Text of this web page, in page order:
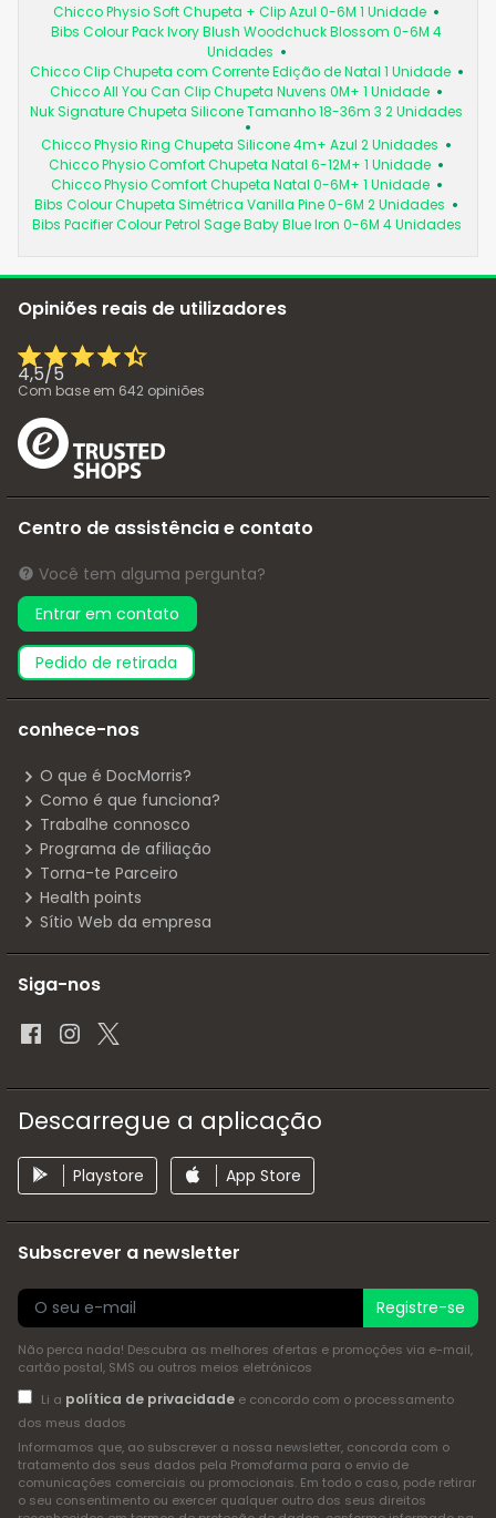
Chicco Physio Soft Chupeta + Clip Azul 0-6M 1 Unidade
Bibs Colour Pack Ivory Blush Woodchuck Blossom 0-6M 4
Unidades
Chicco Clip Chupeta com Corrente Edição de Natal 1 Unidade
Chicco All You Can Clip Chupeta Nuvens 0M+ 1 Unidade
Nuk Signature Chupeta Silicone Tamanho 18-36m 3 2 Unidades
Chicco Physio Ring Chupeta Silicone 4m+ Azul 2 Unidades
Chicco Physio Comfort Chupeta Natal 6-12M+ 1 Unidade
Chicco Physio Comfort Chupeta Natal 0-6M+ 1 Unidade
Bibs Colour Chupeta Simétrica Vanilla Pine 0-6M 2 Unidades
Bibs Pacifier Colour Petrol Sage Baby Blue Iron 0-6M 4 Unidades
Opiniões reais de utilizadores
4,5/5
Com base em 642 opiniões
Centro de assistência e contato
Você tem alguma pergunta?
Entrar em contato
pedido de retirada
conhece-nos
O que é DocMorris?
Como é que funciona?
Trabalhe connosco
Programa de afiliação
Torna-te Parceiro
Health points
Sítio Web da empresa
Siga-nos
Descarregue a aplicação
Playstore App Store
Subscrever a newsletter
Registre-se
Não perca nada! Descubra as melhores ofertas e promoções via e-mail,
cartão postal, SMS ou outros meios eletrónicos
Li a política de privacidadee concordo com o processamento
dos meus dados
Informamos que, ao subscrever a nossa newsletter, concorda com o
tratamento dos seus dados pela Promofarma para o envio de
comunicações comerciais ou promocionais. Em todo o caso, pode retirar
o seu consentimento ou exercer qualquer outro dos seus direitos